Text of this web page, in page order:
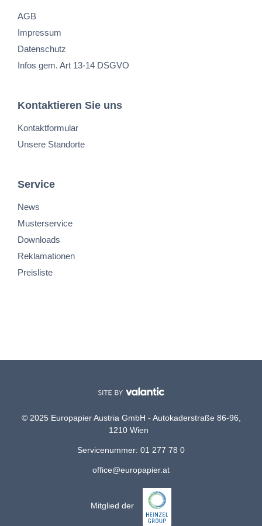
AGB
Impressum
Datenschutz
Infos gem. Art 13-14 DSGVO
Kontaktieren Sie uns
Kontaktformular
Unsere Standorte
Service
News
Musterservice
Downloads
Reklamationen
Preisliste
© 2025 Europapier Austria GmbH - Autokaderstraße 86-96,
1210 Wien
Servicenummer: 01 277 78 0
office@europapier.at
Mitglied der